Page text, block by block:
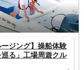
ージング】操船体験
る」工場周遊クル